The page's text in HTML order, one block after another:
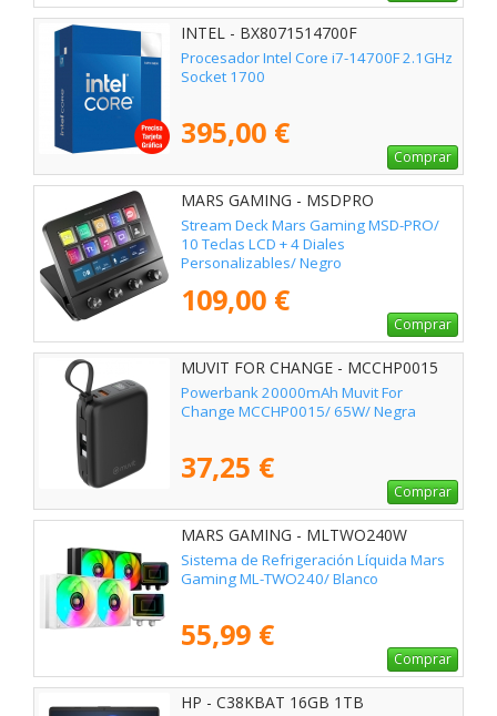
INTEL - BX8071514700F
Procesador Intel Core i7-14700F 2.1GHz
Socket 1700
395,00 €
Comprar
MARS GAMING - MSDPRO
Stream Deck Mars Gaming MSD-PRO/
10 Teclas LCD + 4 Diales
Personalizables/ Negro
109,00 €
Comprar
MUVIT FOR CHANGE - MCCHP0015
Powerbank 20000mAh Muvit For
Change MCCHP0015/ 65W/ Negra
37,25 €
Comprar
MARS GAMING - MLTWO240W
Sistema de Refrigeración Líquida Mars
Gaming ML-TWO240/ Blanco
55,99 €
Comprar
HP - C38KBAT 16GB 1TB